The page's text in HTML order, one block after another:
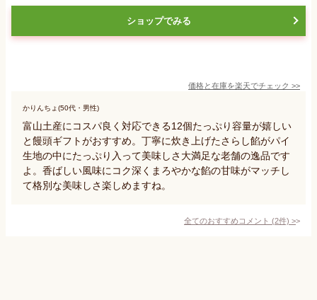
ショップでみる
価格と在庫を楽天でチェック >>
かりんちょ(50代・男性)
富山土産にコスパ良く対応できる12個たっぷり容量が嬉しい
と饅頭ギフトがおすすめ。丁寧に炊き上げたさらし餡がパイ
生地の中にたっぷり入って美味しさ大満足な老舗の逸品です
よ。香ばしい風味にコク深くまろやかな餡の甘味がマッチし
て格別な美味しさ楽しめますね。
全てのおすすめコメント (2件) >